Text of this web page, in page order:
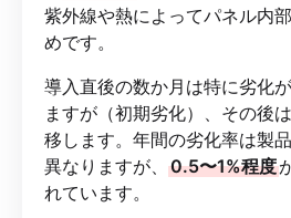
紫外線や熱によってパネル内
めです。
導入直後の数か月は特に劣化
ますが（初期劣化）、その後
移します。年間の劣化率は製
異なりますが、 0.5〜1%程度
れています。